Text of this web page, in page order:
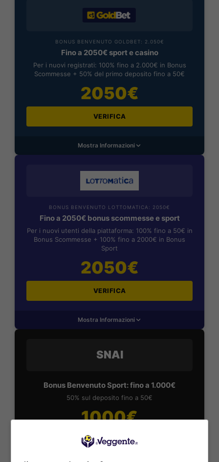
BONUS BENVENUTO GOLDBET: 2.050€
Fino a 2050€ sport e casino
Per i nuovi registrati: 100% fino a 2.000€ in Bonus
Scommesse + 50% del primo deposito fino a 50€
2050€
VERIFICA
Mostra Informazioni
BONUS BENVENUTO LOTTOMATICA: 2050€
Fino a 2050€ bonus scommesse e sport
Per i nuovi utenti della piattaforma: 100% fino a 50€ in
Bonus Scommesse + 100% fino a 2000€ in Bonus
Sport
2050€
VERIFICA
Mostra Informazioni
SNAI
Bonus Benvenuto Sport: fino a 1.000€
50% sul deposito fino a 50€
1000€
VERIFICA